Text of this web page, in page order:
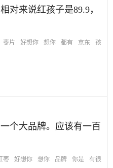
对来说红孩子是89.9，
枣片 好想你 想你 都有 京东
孩
个大品牌。应该有一百
枣 好想你 想你 品牌 你是
有很